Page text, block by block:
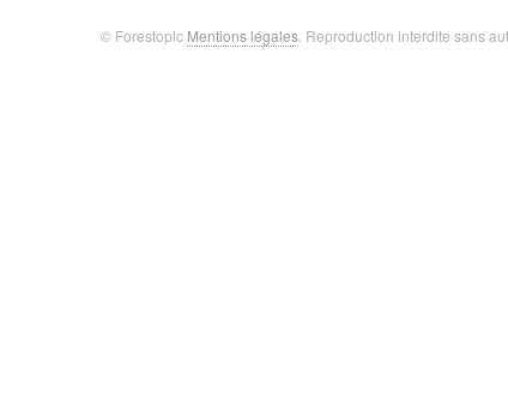
© Forestopic Mentions légales . Reproduction interdite sans